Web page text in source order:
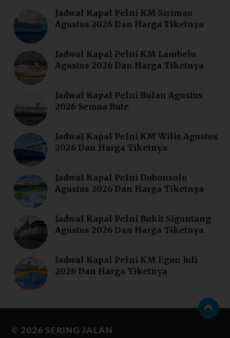
Jadwal Kapal Pelni KM Sirimau
Agustus 2026 Dan Harga Tiketnya
Jadwal Kapal Pelni KM Lambelu
Agustus 2026 Dan Harga Tiketnya
Jadwal Kapal Pelni Bulan Agustus
2026 Semua Rute
Jadwal Kapal Pelni KM Wilis Agustus
2026 Dan Harga Tiketnya
Jadwal Kapal Pelni Dobonsolo
Agustus 2026 Dan Harga Tiketnya
Jadwal Kapal Pelni Bukit Siguntang
Agustus 2026 Dan Harga Tiketnya
Jadwal Kapal Pelni KM Egon Juli
2026 Dan Harga Tiketnya
© 2026 SERING JALAN